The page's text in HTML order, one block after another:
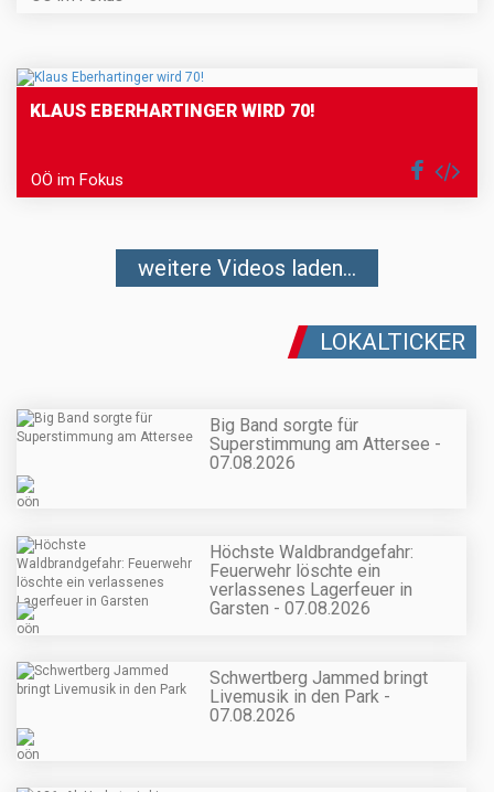
KLAUS EBERHARTINGER WIRD 70!
OÖ im Fokus
weitere Videos laden...
LOKALTICKER
Big Band sorgte für
Superstimmung am Attersee -
07.08.2026
Höchste Waldbrandgefahr:
Feuerwehr löschte ein
verlassenes Lagerfeuer in
Garsten - 07.08.2026
Schwertberg Jammed bringt
Livemusik in den Park -
07.08.2026